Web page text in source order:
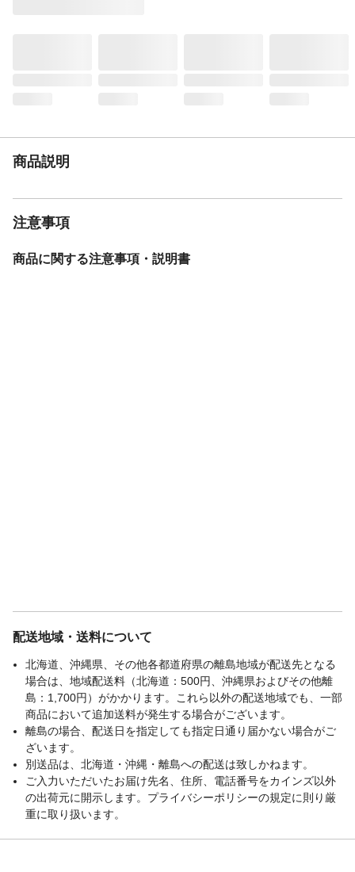
商品説明
注意事項
商品に関する注意事項・説明書
配送地域・送料について
北海道、沖縄県、その他各都道府県の離島地域が配送先となる
場合は、地域配送料（北海道：500円、沖縄県およびその他離
島：1,700円）がかかります。これら以外の配送地域でも、一部
商品において追加送料が発生する場合がございます。
離島の場合、配送日を指定しても指定日通り届かない場合がご
ざいます。
別送品は、北海道・沖縄・離島への配送は致しかねます。
ご入力いただいたお届け先名、住所、電話番号をカインズ以外
の出荷元に開示します。プライバシーポリシーの規定に則り厳
重に取り扱います。